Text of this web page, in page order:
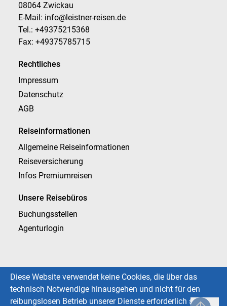
Unsere Reisebüros
Buchungsstellen
Agenturlogin
Reiseinformationen
Allgemeine Reiseinformationen
Reiseversicherung
Infos Premiumreisen
Rechtliches
Impressum
Datenschutz
AGB
08064 Zwickau
E-Mail: info@leistner-reisen.de
Tel.: +49375215368
Fax: +49375785715
Diese Website verwendet keine Cookies, die über das
technisch Notwendige hinausgehen und nicht für den
reibungslosen Betrieb unserer Dienste erforderlich sind.